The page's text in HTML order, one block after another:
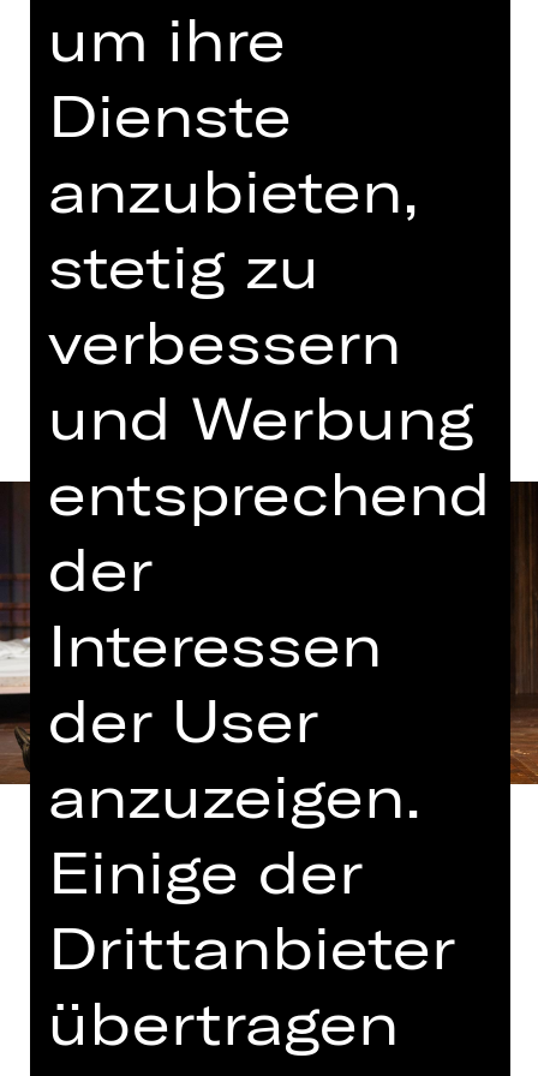
mit einer Pause
Opernhaus
Tickets
Termine und Besetzung
Beschreibung
Text von Adelheid Wette nach dem
Märchen der Gebrüder Grimm
Koproduktion mit dem Théâtre du
Capitole Toulouse
um ihre
Dienste
anzubieten,
stetig zu
verbessern
und Werbung
entsprechend
der
Interessen
der User
anzuzeigen.
Einige der
Drittanbieter
übertragen